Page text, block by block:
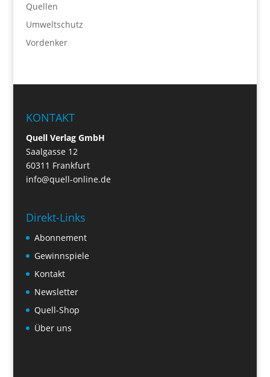
Quellen
Umweltschutz
Vordenker
KONTAKT
Quell Verlag GmbH
Saalgasse 12
60311 Frankfurt
info@quell-online.de
Direkt-Links
Abonnement
Gewinnspiele
Kontakt
Newsletter
Quell-Shop
Über uns